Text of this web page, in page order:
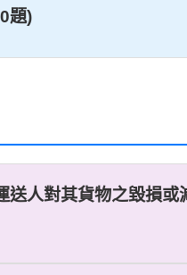
題)
人對其貨物之毀損